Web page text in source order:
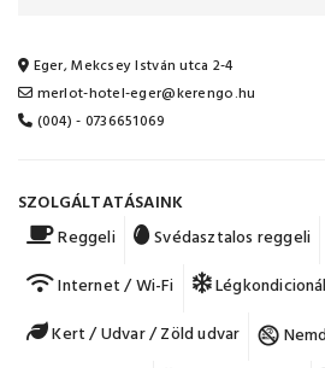
Eger, Mekcsey István utca 2-4
merlot-hotel-eger@kerengo.hu
(004) - 0736651069
SZOLGÁLTATÁSAINK
Reggeli
Svédasztalos reggeli
Internet / Wi-Fi
Kert / Udvar / Zöld udvar